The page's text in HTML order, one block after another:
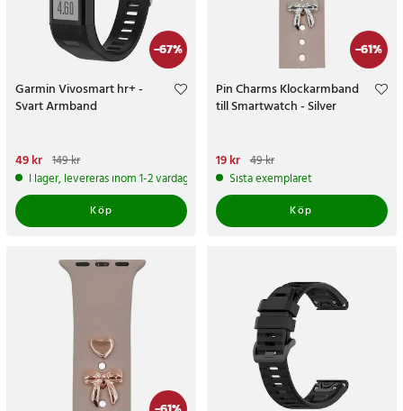
-67%
Garmin Vivosmart hr+ -
Svart Armband
Nuvarande pris
pris:149 kr
49 kr 149 kr
I lager, levereras inom 1-2 vardagar
Köp
-61%
Pin Charms Klockarmband
till Smartwatch - Silver
Nuvarande pris
pris:49 kr
19 kr 49 kr
Sista exemplaret
Köp